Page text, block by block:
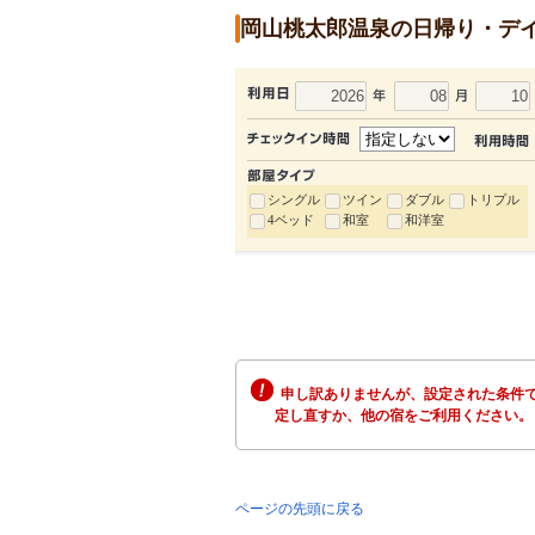
岡山桃太郎温泉の日帰り・デ
シングル ツイン ダブル
トリプル
4ベッド
和室 和洋室
申し訳ありませんが、設定された条件
定し直すか、他の宿をご利用ください。
ページの先頭に戻る